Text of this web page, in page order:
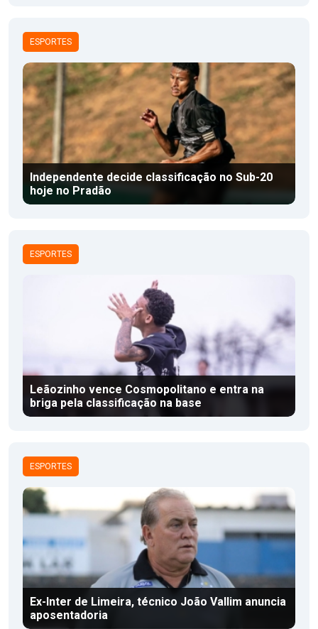
ESPORTES
Independente decide classificação no Sub-20
hoje no Pradão
ESPORTES
Leãozinho vence Cosmopolitano e entra na
briga pela classificação na base
ESPORTES
Ex-Inter de Limeira, técnico João Vallim anuncia
aposentadoria